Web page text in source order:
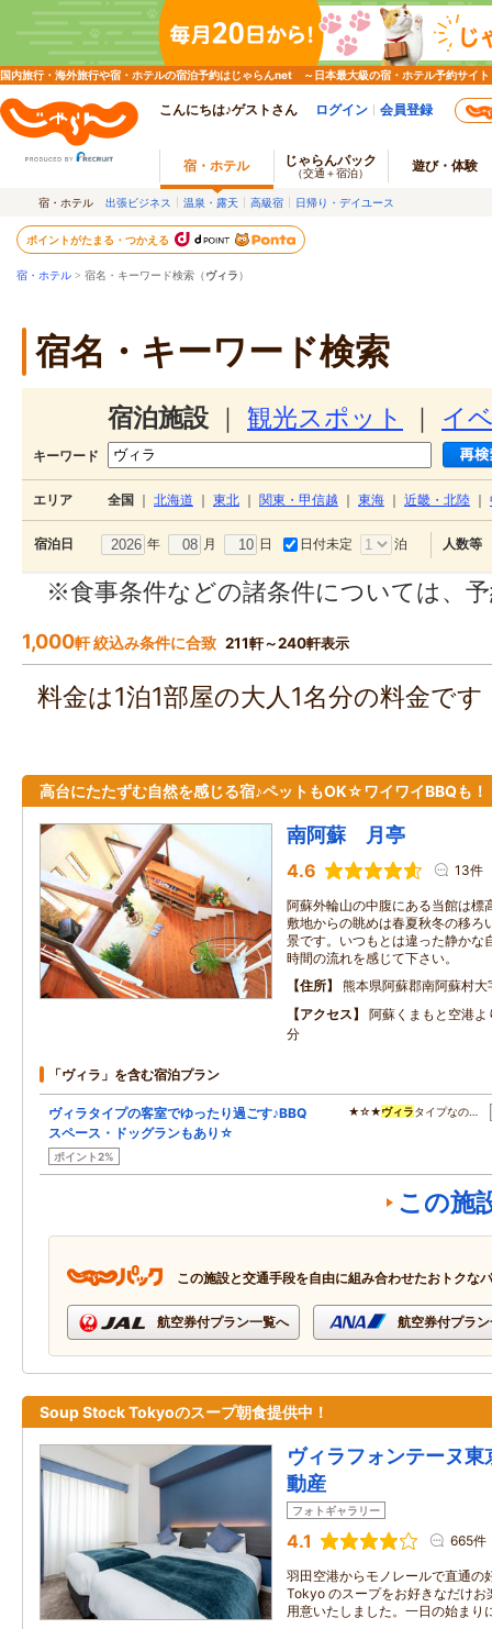
国内旅行・海外旅行や宿・ホテルの宿泊予約はじゃらんnet ～日本最大級の宿・ホテル予約サイト
こんにちは♪ゲストさん ログイン 会員登録
宿・ホテル じゃらんパック
（交通＋宿泊） 遊び・体験
宿・ホテル 出張ビジネス 温泉・露天 高級宿 日帰り・デイユース
ポイントがたまる・つかえる
宿・ホテル > 宿名・キーワード検索（ヴィラ）
宿名・キーワード検索
宿泊施設 観光スポット イ
キーワード
エリア 全国 北海道 東北 関東・甲信越 東海 近畿・北陸
宿泊日 年 月 日 日付未定 泊 人数等
※食事条件などの諸条件については、
1,000軒 絞込み条件に合致 211軒～240軒表示
料金は1泊1部屋の大人1名分の料金で
高台にたたずむ自然を感じる宿♪ペットもOK☆ワイワイBBQも！
南阿蘇 月亭
4.6 13件
阿蘇外輪山の中腹にある当館は
敷地からの眺めは春夏秋冬の移ろ
景です。いつもとは違った静かな
時間の流れを感じて下さい。
住所
熊本県阿蘇郡南阿蘇村
アクセス
阿蘇くまもと空港
分
「ヴィラ」を含む宿泊プラン
ヴィラタイプの客室でゆったり過ごす♪BBQ
スペース・ドッグランもあり☆
ポイント2%
★☆★ヴィラタイプなの…
この施
この施設と交通手段を自由に組み合わせたおトクな
航空券付プラン一覧へ 航空券付プラ
Soup Stock Tokyoのスープ朝食提供中！
ヴィラフォンテーヌ
動産
フォトギャラリー
4.1 665件
羽田空港からモノレールで直通
Tokyo のスープをお好きなだけお
用意いたしました。一日の始まり